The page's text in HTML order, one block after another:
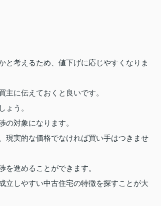
と考えるため、値下げに応じやすくなりま
に伝えておくと良いです。
ょう。
対象になります。
現実的な価格でなければ買い手はつきませ
進めることができます。
立しやすい中古住宅の特徴を探すことが大